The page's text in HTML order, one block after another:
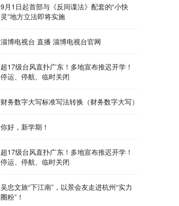
9月1日起首部与《反间谍法》配套的“小快
灵”地方立法即将实施
淄博电视台 直播 淄博电视台官网
超17级台风直扑广东！多地宣布推迟开学！
停运、停航、临时关闭
财务数字大写标准写法转换（财务数字大写）
你好，新学期！
超17级台风直扑广东！多地宣布推迟开学！
停运、停航、临时关闭
吴忠文旅“下江南”，以景会友走进杭州“实力
圈粉”！